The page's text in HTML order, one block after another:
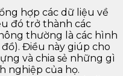
hợp các dữ liệu về
đó trở thành các
thường là các hình
Điều này giúp cho
và chia sẻ những gì
nghiệp của họ.